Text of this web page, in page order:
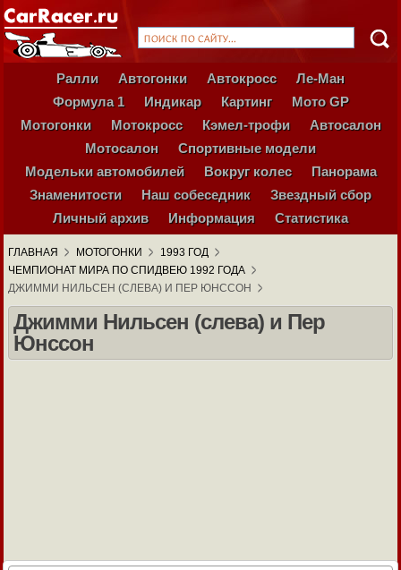
Ралли Автогонки Автокросс
Ле-Ман
Формула 1
Индикар Картинг
Мото GP
Мотогонки
Мотокросс Кэмел-трофи
Автосалон
Мотосалон
Спортивные модели
Модельки автомобилей
Вокруг колес
Панорама
Знаменитости
Наш собеседник
Звездный сбор
Личный архив
Информация Статистика
ГЛАВНАЯ МОТОГОНКИ
1993 ГОД
ЧЕМПИОНАТ МИРА ПО СПИДВЕЮ 1992 ГОДА
ДЖИММИ НИЛЬСЕН (СЛЕВА) И ПЕР ЮНССОН
Джимми Нильсен (слева) и Пер
Юнссон